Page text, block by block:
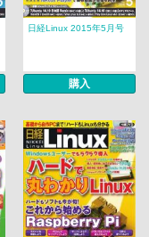
日経Linux 2015年5月号
購入